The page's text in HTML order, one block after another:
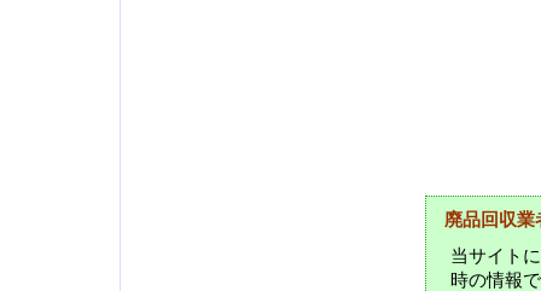
廃品回収業
当サイト
時の情報